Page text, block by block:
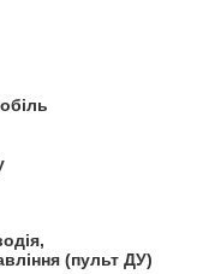
(пульт ДУ)